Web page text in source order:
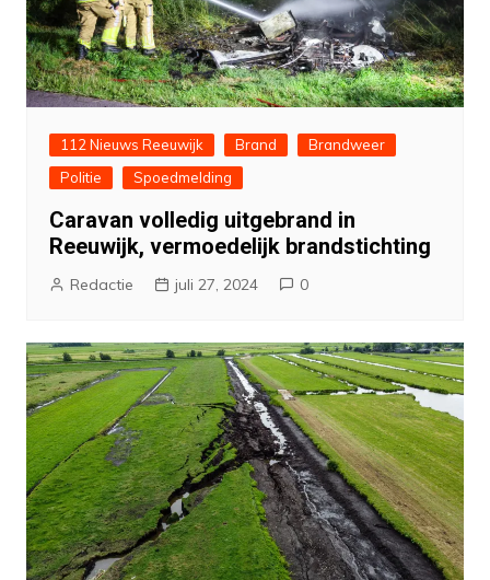
112 Nieuws Reeuwijk Brand
Brandweer
Politie
Spoedmelding
Caravan volledig uitgebrand in
Reeuwijk, vermoedelijk brandstichting
Redactie juli 27, 2024 0